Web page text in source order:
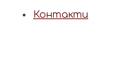
Контакти